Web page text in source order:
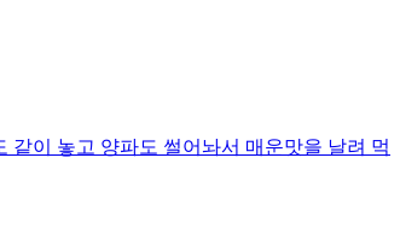
같이 놓고 양파도 썰어놔서 매운맛을 날려 먹